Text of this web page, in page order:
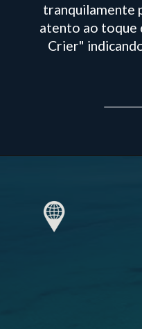
tranquilamente
atento ao toque
Crier"